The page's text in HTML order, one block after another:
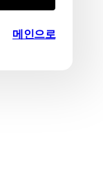
메인으로